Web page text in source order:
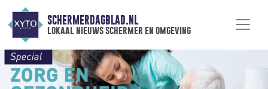
SCHERMERDAGBLAD.NL
lokaal nieuws schermer en omgeving